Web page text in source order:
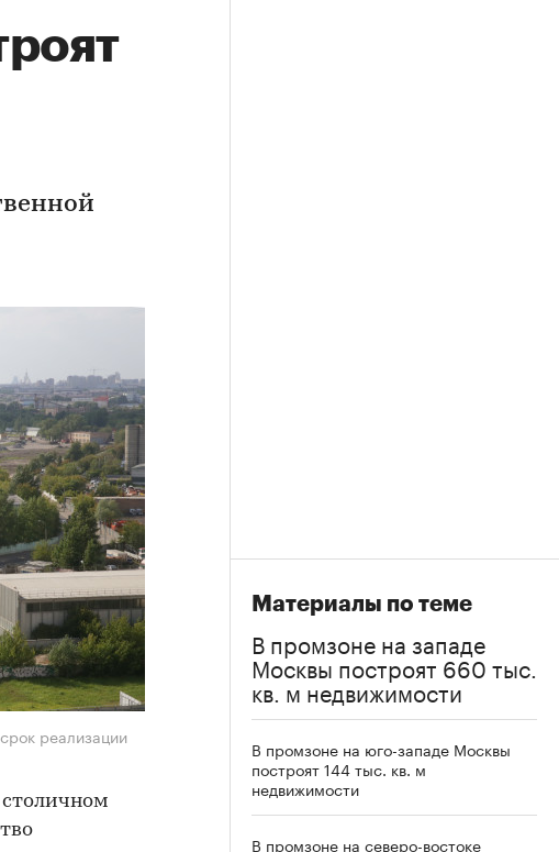
реализации
Материалы по теме
В промзоне на западе
Москвы построят 660 тыс.
кв. м недвижимости
В промзоне на юго-западе Москвы
построят 144 тыс. кв. м
недвижимости
В промзоне на северо-востоке